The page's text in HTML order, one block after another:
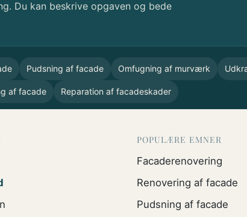
Du kan beskrive opgaven og bede
Pudsning af facade Omfugning af murværk
af facade Reparation af facadeskader
POPULÆRE EMNER
Facaderenovering
Renovering af facade
Pudsning af facade